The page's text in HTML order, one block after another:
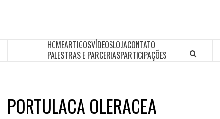
HOMEARTIGOSVÍDEOSLOJACONTATO
PALESTRAS E PARCERIASPARTICIPAÇÕES
PORTULACA OLERACEA